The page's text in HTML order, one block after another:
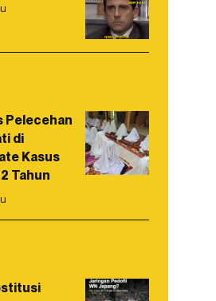
Pelecehan
di
Kasus
Tahun